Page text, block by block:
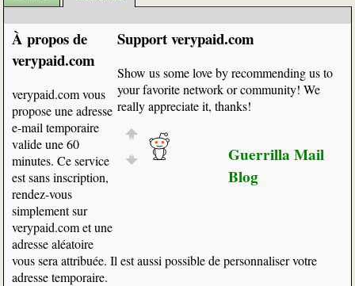
Support verypaid.com
Show us some love by recommending us to
your favorite network or community! We
really appreciate it, thanks!
Guerrilla Mail
Blog
À propos de
verypaid.com
verypaid.com vous
propose une adresse
e-mail temporaire
valide une 60
minutes. Ce service
est sans inscription,
rendez-vous
simplement sur
verypaid.com et une
adresse aléatoire
vous sera attribuée. Il est aussi possible de personnaliser votre
adresse temporaire.